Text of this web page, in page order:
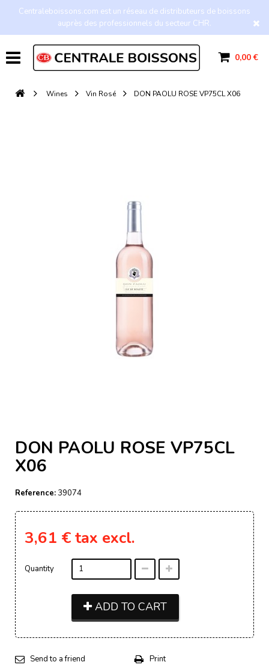
Centraleboissons.com est un réseau de distributeurs de boissons
auprès des professionnels du secteur CHR.
0,00 €
Wines Vin Rosé DON PAOLU ROSE VP75CL X06
DON PAOLU ROSE VP75CL
X06
Reference:39074
3,61 € tax excl.
Quantity
ADD TO CART
Send to a friend Print